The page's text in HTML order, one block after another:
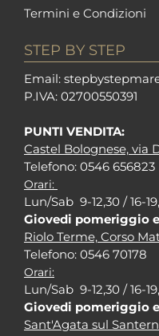
Termini e Condizioni
STEP BY STEP
Email: stepbystepm
P.IVA: 02700550391
PUNTI VENDITA:
Castel Bolognese, via
Telefono: 0546 656823
Orari:
Lun/Sab 9-12,30 / 16-
Giovedi pomeriggio
Riolo Terme, Corso
Telefono: 0546 70178
Orari:
Lun/Sab 9-12,30 / 16-
Giovedi pomeriggio
Sant'Agata sul